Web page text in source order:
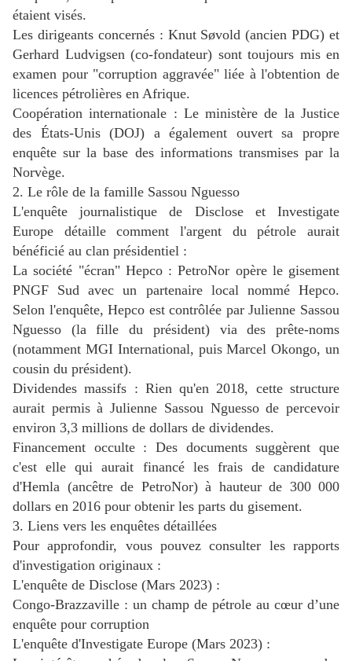
étaient visés.
Les dirigeants concernés : Knut Søvold (ancien PDG) et
Gerhard Ludvigsen (co-fondateur) sont toujours mis en
examen pour "corruption aggravée" liée à l'obtention de
licences pétrolières en Afrique.
Coopération internationale : Le ministère de la Justice
des États-Unis (DOJ) a également ouvert sa propre
enquête sur la base des informations transmises par la
Norvège.
2. Le rôle de la famille Sassou Nguesso
L'enquête journalistique de Disclose et Investigate
Europe détaille comment l'argent du pétrole aurait
bénéficié au clan présidentiel :
La société "écran" Hepco : PetroNor opère le gisement
PNGF Sud avec un partenaire local nommé Hepco.
Selon l'enquête, Hepco est contrôlée par Julienne Sassou
Nguesso (la fille du président) via des prête-noms
(notamment MGI International, puis Marcel Okongo, un
cousin du président).
Dividendes massifs : Rien qu'en 2018, cette structure
aurait permis à Julienne Sassou Nguesso de percevoir
environ 3,3 millions de dollars de dividendes.
Financement occulte : Des documents suggèrent que
c'est elle qui aurait financé les frais de candidature
d'Hemla (ancêtre de PetroNor) à hauteur de 300 000
dollars en 2016 pour obtenir les parts du gisement.
3. Liens vers les enquêtes détaillées
Pour approfondir, vous pouvez consulter les rapports
d'investigation originaux :
L'enquête de Disclose (Mars 2023) :
Congo-Brazzaville : un champ de pétrole au cœur d’une
enquête pour corruption
L'enquête d'Investigate Europe (Mars 2023) :